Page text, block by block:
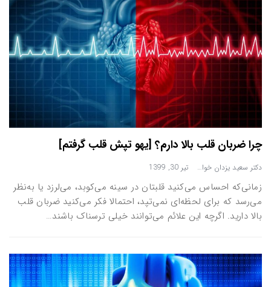
چرا ضربان قلب بالا دارم؟ [یهو تپش قلب گرفتم]
دکتر سعید یزدان خواه تیر 30, 1399
زمانی‌که احساس می‌کنید قلبتان در سینه می‌کوبد، می‌لرزد یا به‌نظر
می‌رسد که برای لحظه‌ای نمی‌تپد، احتمالا فکر می‌کنید ضربان قلب
بالا دارید. اگرچه این علائم می‌توانند خیلی ترسناک باشند…